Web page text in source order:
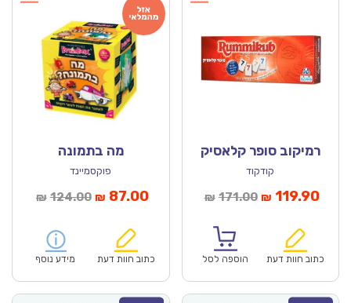
רמיקוב סופר קלאסיק
קודקוד
₪ 171.00המחיר
₪171.00.
₪ 119.90
כתוב חוות דעת הוספה לסל
מה בתמונה
פוקסמיינד
₪ 124.00המחיר
היה:
₪124.00.
₪ 87.00המחיר
₪87.00.
כתוב חוות דעת מידע נוסף